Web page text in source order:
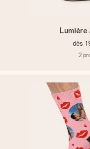
Lumière
dès
2